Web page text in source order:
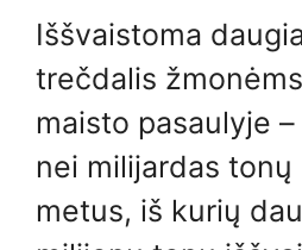
Iššvaistoma
trečdalis
maisto pasaulyje
nei milijardas
metus, iš kurių